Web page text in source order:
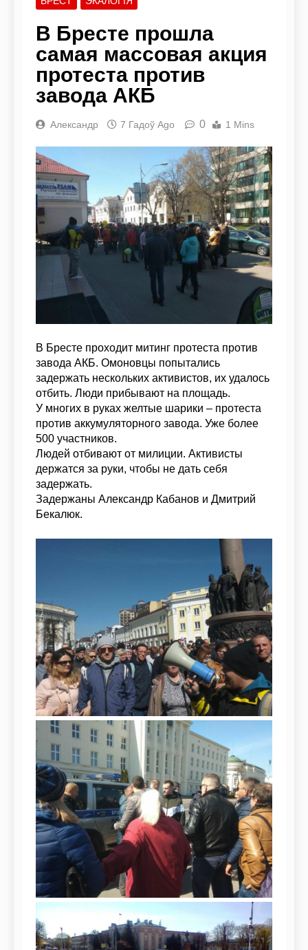
В Бресте прошла
самая массовая акция
протеста против
завода АКБ
Александр 7 Гадоў Ago 0 1 Mins
В Бресте проходит митинг протеста против
завода АКБ. Омоновцы попытались
задержать нескольких активистов, их удалось
отбить. Люди прибывают на площадь.
У многих в руках желтые шарики – протеста
против аккумуляторного завода. Уже более
500 участников.
Людей отбивают от милиции. Активисты
держатся за руки, чтобы не дать себя
задержать.
Задержаны Александр Кабанов и Дмитрий
Бекалюк.